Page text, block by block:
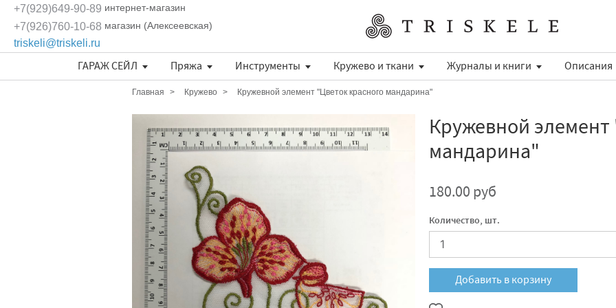
+7(929)649-90-89 интернет-магазин
+7(926)760-10-68 магазин (Алексеевская)
triskeli@triskeli.ru
ГАРАЖ СЕЙЛ
Пряжа Инструменты Кружево и ткани Журналы и книги Описания
Главная Кружево Кружевной элемент "Цветок красного мандарина"
Кружевной элемент
мандарина"
180.00 руб
Количество, шт.
Добавить в корзину